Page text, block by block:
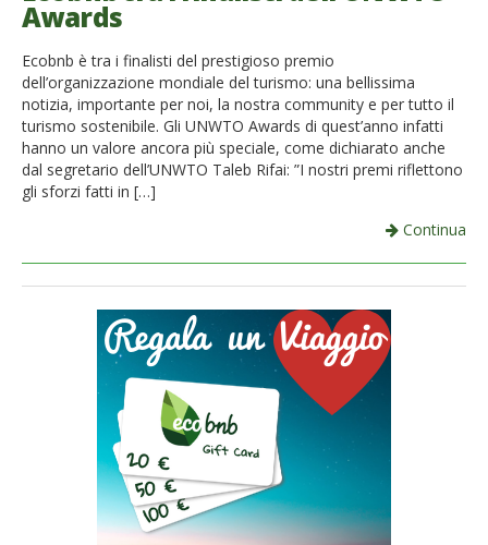
Awards
Ecobnb è tra i finalisti del prestigioso premio
dell’organizzazione mondiale del turismo: una bellissima
notizia, importante per noi, la nostra community e per tutto il
turismo sostenibile. Gli UNWTO Awards di quest’anno infatti
hanno un valore ancora più speciale, come dichiarato anche
dal segretario dell’UNWTO Taleb Rifai: ”I nostri premi riflettono
gli sforzi fatti in […]
Continua